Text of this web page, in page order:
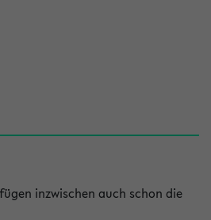
inzwischen auch schon die